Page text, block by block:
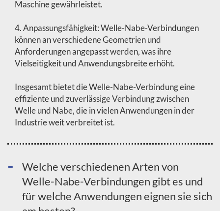
Maschine gewährleistet.
4. Anpassungsfähigkeit: Welle-Nabe-Verbindungen
können an verschiedene Geometrien und
Anforderungen angepasst werden, was ihre
Vielseitigkeit und Anwendungsbreite erhöht.
Insgesamt bietet die Welle-Nabe-Verbindung eine
effiziente und zuverlässige Verbindung zwischen
Welle und Nabe, die in vielen Anwendungen in der
Industrie weit verbreitet ist.
Welche verschiedenen Arten von
Welle-Nabe-Verbindungen gibt es und
für welche Anwendungen eignen sie sich